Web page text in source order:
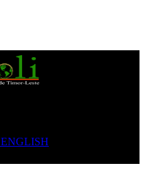
ENGLISH